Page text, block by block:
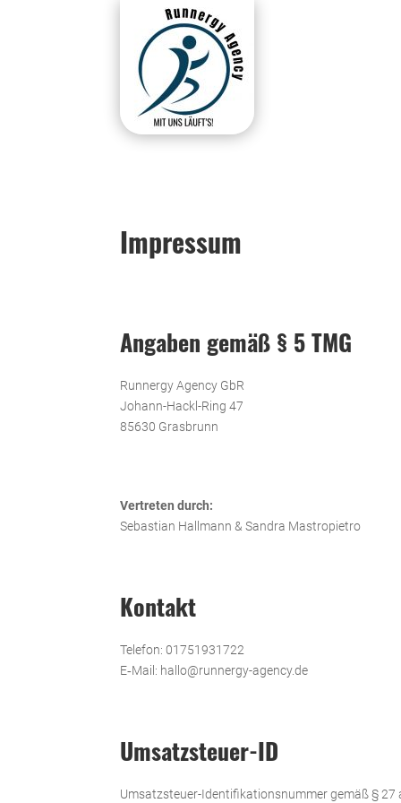
Impressum
Angaben gemäß § 5 TMG
Run­nergy Agency GbR
Johann-Hackl-Ring 47
85630 Gras­brunn
Ver­treten durch:
Sebas­tian Hall­mann & Sandra Mastro­pietro
Kon­takt
Telefon: 01751931722
E‑Mail: hallo@runnergy-agency.de
Umsatz­steuer-ID
Umsatz­steuer-Iden­ti­fi­ka­ti­ons­nummer gemäß § 27